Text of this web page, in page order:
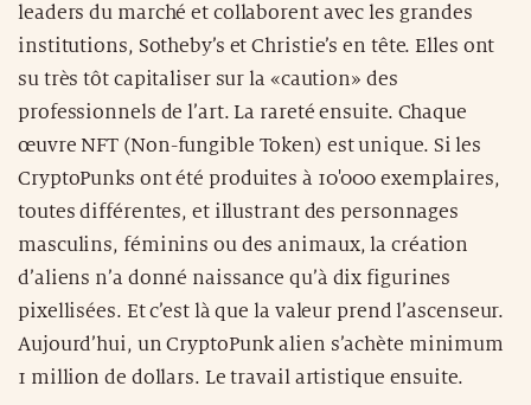
leaders du marché et collaborent avec les grandes
institutions, Sotheby’s et Christie’s en tête. Elles ont
su très tôt capitaliser sur la «caution» des
professionnels de l’art. La rareté ensuite. Chaque
œuvre NFT (Non-fungible Token) est unique. Si les
CryptoPunks ont été produites à 10'000 exemplaires,
toutes différentes, et illustrant des personnages
masculins, féminins ou des animaux, la création
d’aliens n’a donné naissance qu’à dix figurines
pixellisées. Et c’est là que la valeur prend l’ascenseur.
Aujourd’hui, un CryptoPunk alien s’achète minimum
1 million de dollars. Le travail artistique ensuite.